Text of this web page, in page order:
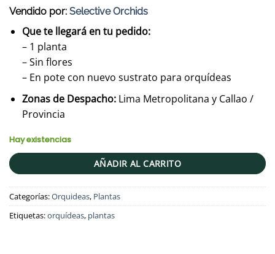
Vendido por: Selective Orchids
Que te llegará en tu pedido:
– 1 planta
– Sin flores
– En pote con nuevo sustrato para orquídeas
Zonas de Despacho:Lima Metropolitana y Callao /
Provincia
Hay existencias
AÑADIR AL CARRITO
Categorías:Orquideas, Plantas
Etiquetas:orquídeas, plantas